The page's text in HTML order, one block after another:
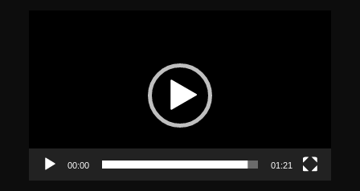
00:00 01:21